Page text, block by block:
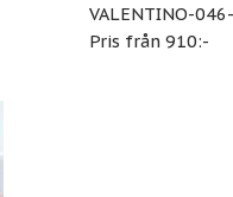
VALENTINO-
Pris från 910:-